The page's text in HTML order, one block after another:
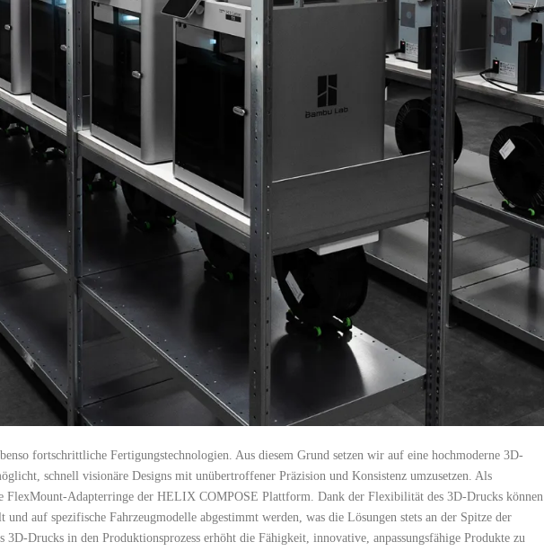
fortschrittliche Fertigungstechnologien. Aus diesem Grund setzen wir auf eine hochmoderne 3D-
schnell visionäre Designs mit unübertroffener Präzision und Konsistenz umzusetzen. Als
FlexMount-Adapterringe der HELIX COMPOSE Plattform. Dank der Flexibilität des 3D-Drucks können
und auf spezifische Fahrzeugmodelle abgestimmt werden, was die Lösungen stets an der Spitze der
3D-Drucks in den Produktionsprozess erhöht die Fähigkeit, innovative, anpassungsfähige Produkte zu